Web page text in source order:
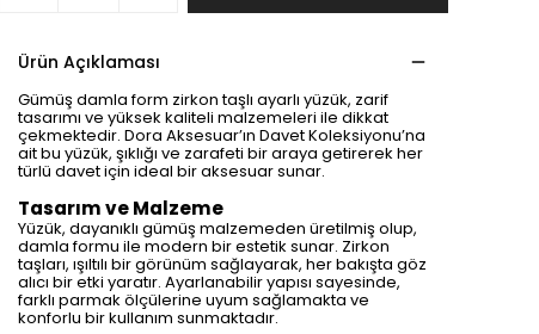
Ürün Açıklaması
Gümüş damla form zirkon taşlı ayarlı yüzük, zarif
tasarımı ve yüksek kaliteli malzemeleri ile dikkat
çekmektedir. Dora Aksesuar’ın Davet Koleksiyonu’na
ait bu yüzük, şıklığı ve zarafeti bir araya getirerek her
türlü davet için ideal bir aksesuar sunar.
Tasarım ve Malzeme
Yüzük, dayanıklı gümüş malzemeden üretilmiş olup,
damla formu ile modern bir estetik sunar. Zirkon
taşları, ışıltılı bir görünüm sağlayarak, her bakışta göz
alıcı bir etki yaratır. Ayarlanabilir yapısı sayesinde,
farklı parmak ölçülerine uyum sağlamakta ve
konforlu bir kullanım sunmaktadır.